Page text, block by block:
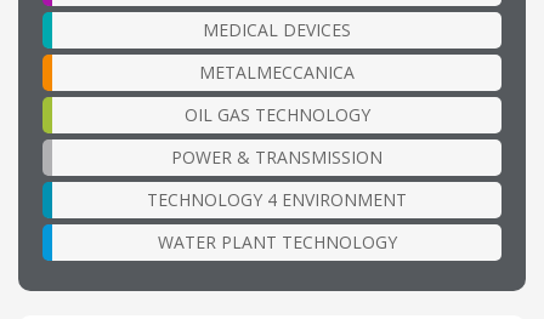
MEDICAL DEVICES
METALMECCANICA
OIL GAS TECHNOLOGY
POWER & TRANSMISSION
TECHNOLOGY 4 ENVIRONMENT
WATER PLANT TECHNOLOGY